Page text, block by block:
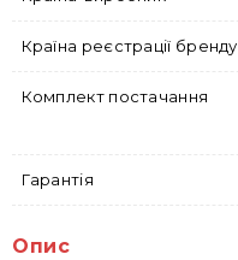
Країна реєстрації бренду
Комплект постачання
Гарантія
Опис